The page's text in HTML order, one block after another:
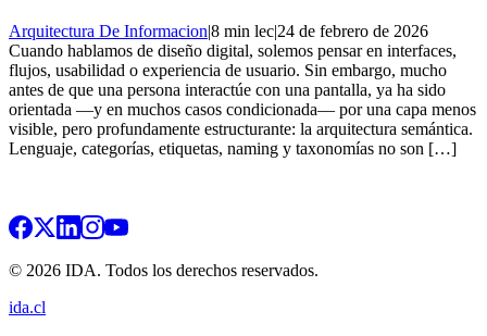
Arquitectura De Informacion|8 min lec|24 de febrero de 2026
Cuando hablamos de diseño digital, solemos pensar en interfaces,
flujos, usabilidad o experiencia de usuario. Sin embargo, mucho
antes de que una persona interactúe con una pantalla, ya ha sido
orientada —y en muchos casos condicionada— por una capa menos
visible, pero profundamente estructurante: la arquitectura semántica.
Lenguaje, categorías, etiquetas, naming y taxonomías no son […]
© 2026 IDA. Todos los derechos reservados.
ida.cl